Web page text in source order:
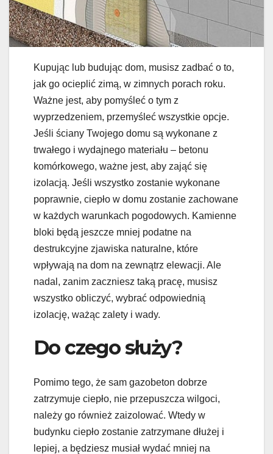
Kupując lub budując dom, musisz zadbać o to,
jak go ocieplić zimą, w zimnych porach roku.
Ważne jest, aby pomyśleć o tym z
wyprzedzeniem, przemyśleć wszystkie opcje.
Jeśli ściany Twojego domu są wykonane z
trwałego i wydajnego materiału – betonu
komórkowego, ważne jest, aby zająć się
izolacją. Jeśli wszystko zostanie wykonane
poprawnie, ciepło w domu zostanie zachowane
w każdych warunkach pogodowych. Kamienne
bloki będą jeszcze mniej podatne na
destrukcyjne zjawiska naturalne, które
wpływają na dom na zewnątrz elewacji. Ale
nadal, zanim zaczniesz taką pracę, musisz
wszystko obliczyć, wybrać odpowiednią
izolację, ważąc zalety i wady.
Do czego służy?
Pomimo tego, że sam gazobeton dobrze
zatrzymuje ciepło, nie przepuszcza wilgoci,
należy go również zaizolować. Wtedy w
budynku ciepło zostanie zatrzymane dłużej i
lepiej, a będziesz musiał wydać mniej na